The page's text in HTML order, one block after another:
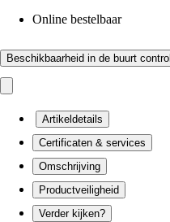
Online bestelbaar
Beschikbaarheid in de buurt
Artikeldetails
Certificaten & services
Omschrijving
Productveiligheid
Verder kijken?